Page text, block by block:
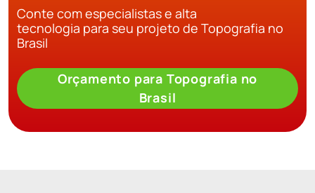
Conte com especialistas e alta
tecnologia para seu projeto de Topografia no
Brasil
Orçamento para Topografia no
Brasil